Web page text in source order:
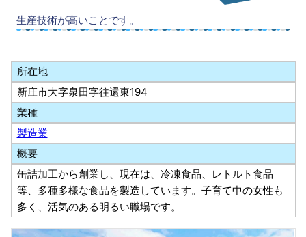
生産技術が高いことです。
所在地
新庄市大字泉田字往還東194
業種
製造業
概要
缶詰加工から創業し、現在は、冷凍食品、レトルト食品
等、多種多様な食品を製造しています。子育て中の女性も
多く、活気のある明るい職場です。